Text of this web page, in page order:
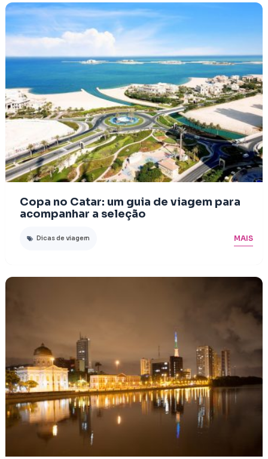
Copa no Catar: um guia de viagem para
acompanhar a seleção
Dicas de viagem MAIS